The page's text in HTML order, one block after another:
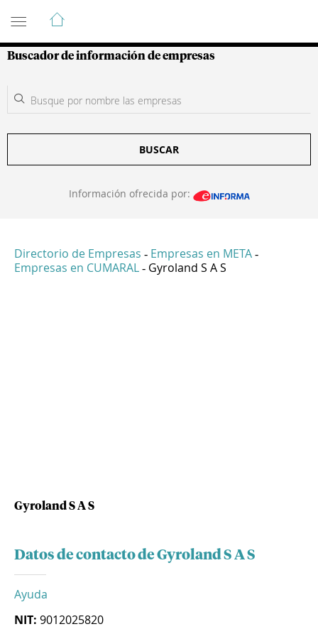
Guía de Empresas Colombianas
Buscador de información de empresas
BUSCAR
Información ofrecida por:
Directorio de Empresas - Empresas en META -
Empresas en CUMARAL - Gyroland S A S
Gyroland S A S
Datos de contacto de Gyroland S A S
Ayuda
NIT: 9012025820